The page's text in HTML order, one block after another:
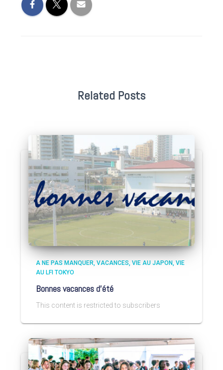
Related Posts
A NE PAS MANQUER VACANCES VIE AU JAPON VIE
AU LFI TOKYO
Bonnes vacances d’été
This content is restricted to subscribers